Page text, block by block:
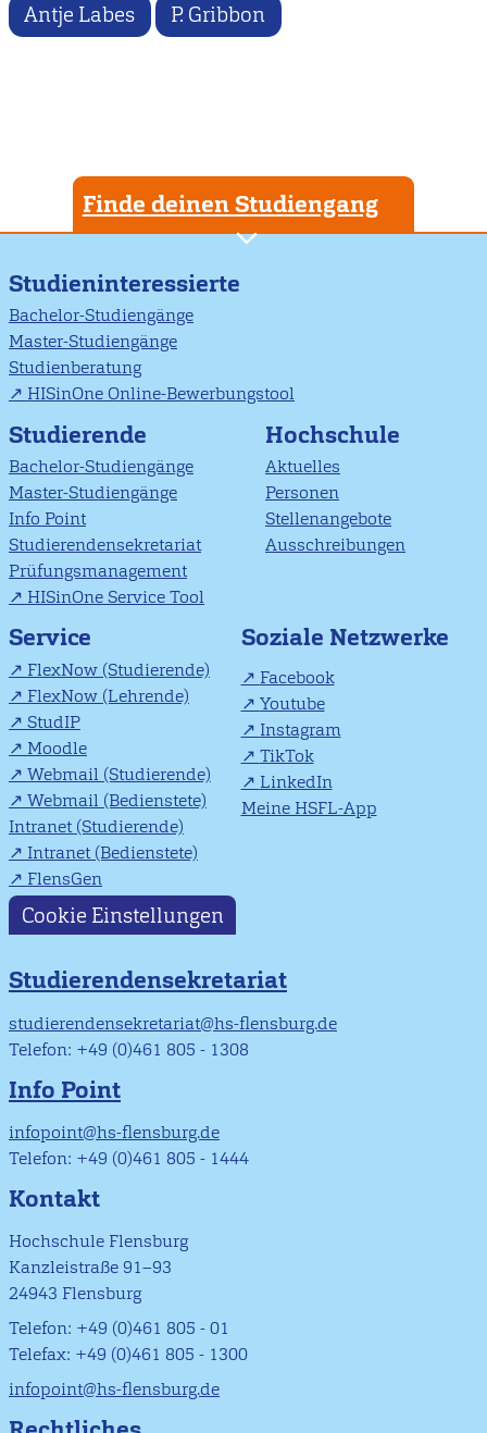
Antje Labes P. Gribbon
Finde deinen Studiengang
Studieninteressierte
Bachelor-Studiengänge
Master-Studiengänge
Studienberatung
HISinOne Online-Bewerbungstool
Studierende
Bachelor-Studiengänge
Master-Studiengänge
Info Point
Studierendensekretariat
Prüfungsmanagement
HISinOne Service Tool
Hochschule
Aktuelles
Personen
Stellenangebote
Ausschreibungen
Service
FlexNow (Studierende)
FlexNow (Lehrende)
StudIP
Moodle
Webmail (Studierende)
Webmail (Bedienstete)
Intranet (Studierende)
Intranet (Bedienstete)
FlensGen
Soziale Netzwerke
Facebook
Youtube
Instagram
TikTok
LinkedIn
Meine HSFL-App
Cookie Einstellungen
Studierendensekretariat
studierendensekretariat@hs-flensburg.de
Telefon: +49 (0)461 805 - 1308
Info Point
infopoint@hs-flensburg.de
Telefon: +49 (0)461 805 - 1444
Kontakt
Hochschule Flensburg
Kanzleistraße 91–93
24943 Flensburg
Telefon: +49 (0)461 805 - 01
Telefax: +49 (0)461 805 - 1300
infopoint@hs-flensburg.de